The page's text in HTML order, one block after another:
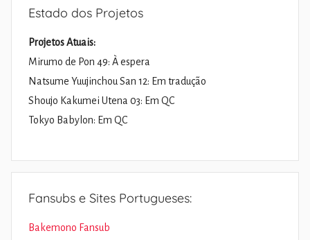
Estado dos Projetos
Projetos Atuais:
Mirumo de Pon 49: À espera
Natsume Yuujinchou San 12: Em tradução
Shoujo Kakumei Utena 03: Em QC
Tokyo Babylon: Em QC
Fansubs e Sites Portugueses:
Bakemono Fansub